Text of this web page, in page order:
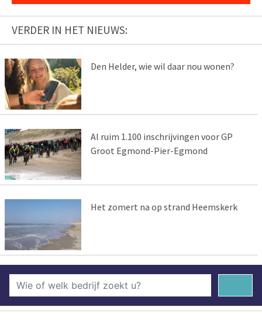
VERDER IN HET NIEUWS:
Den Helder, wie wil daar nou wonen?
Al ruim 1.100 inschrijvingen voor GP
Groot Egmond-Pier-Egmond
Het zomert na op strand Heemskerk